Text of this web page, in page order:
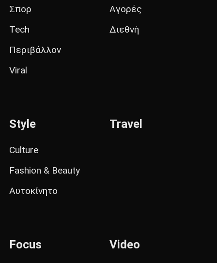
Σπορ
Tech
Περιβάλλον
Viral
Αγορές
Διεθνή
Style
Culture
Fashion & Beauty
Αυτοκίνητο
Travel
Focus Video